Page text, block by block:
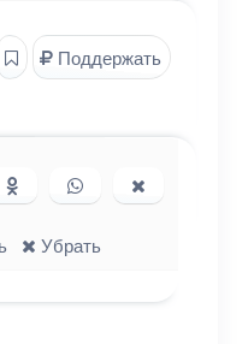
Поддержать
TelegramВКонтакте
Поделиться в
Одноклассниках
Поделиться в
WhatsApp
в X (Twitter)
Убрать